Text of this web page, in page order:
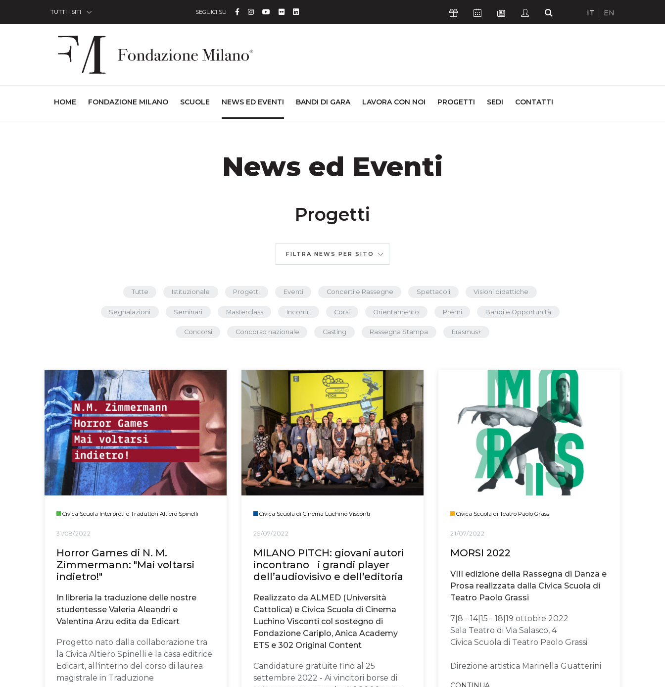
TUTTI I SITI SEGUICI SU Facebook
Instagram
YouTube
FlickrLinkedin Icona SostieniciIcona Calendario Eventi
Icona Newsletter
Icona StudentiIcona Cerca
IT EN
HOME (CURRENT)
FONDAZIONE MILANO SCUOLE NEWS ED EVENTI BANDI DI GARA LAVORA CON NOI PROGETTI SEDI CONTATTI
News ed Eventi
Progetti
FILTRA NEWS PER SITO
Tutte Istituzionale Progetti Eventi Concerti e Rassegne Spettacoli Visioni didattiche
Segnalazioni Seminari Masterclass Incontri Corsi Orientamento Premi Bandi e Opportunità
Concorsi Concorso nazionale Casting Rassegna Stampa Erasmus+
Civica Scuola Interpreti e Traduttori Altiero Spinelli
31/08/2022
Horror Games di N. M.
Zimmermann: "Mai voltarsi
indietro!"
In libreria la traduzione delle nostre
studentesse Valeria Aleandri e
Valentina Arzu edita da Edicart
Progetto nato dalla collaborazione tra
la Civica Altiero Spinelli e la casa editrice
Edicart, all'interno del corso di laurea
magistrale in Traduzione
Civica Scuola di Cinema Luchino Visconti
25/07/2022
MILANO PITCH: giovani autori
incontrano i grandi player
dell’audiovisivo e dell’editoria
Realizzato da ALMED (Università
Cattolica) e Civica Scuola di Cinema
Luchino Visconti col sostegno di
Fondazione Cariplo, Anica Academy
ETS e 302 Original Content
Candidature gratuite fino al 25
settembre 2022 - Ai vincitori borse di
Civica Scuola di Teatro Paolo Grassi
21/07/2022
MORSI 2022
VIII edizione della Rassegna di Danza e
Prosa realizzata dalla Civica Scuola di
Teatro Paolo Grassi
7|8 - 14|15 - 18|19 ottobre 2022
Sala Teatro di Via Salasco, 4
Civica Scuola di Teatro Paolo Grassi
Direzione artistica Marinella Guatterini